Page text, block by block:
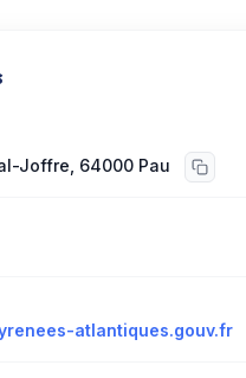
Joffre 64000 Pau
atlantiques.gouv.fr